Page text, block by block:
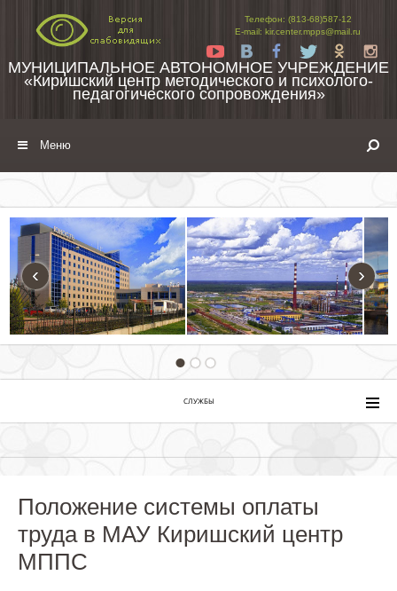
Телефон: (813-68)587-12
E-mail: kir.center.mpps@mail.ru
Yt
Tw
МУНИЦИПАЛЬНОЕ АВТОНОМНОЕ УЧРЕЖДЕНИЕ
«Киришский центр методического и психолого-
педагогического сопровождения»
Меню
‹ ›
СЛУЖБЫ
Положение системы оплаты
труда в МАУ Киришский центр
МППС